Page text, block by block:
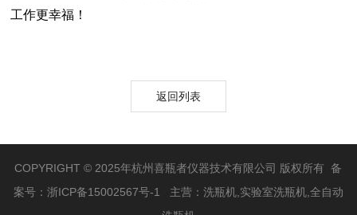
工作更幸福！
返回列表
COPYRIGHT © 2025年杭州喜瓶者仪器技术有限公司 版权所有 备
案号： 浙ICP备15002567号-1
主营：洗瓶机,实验室洗瓶机,全自动